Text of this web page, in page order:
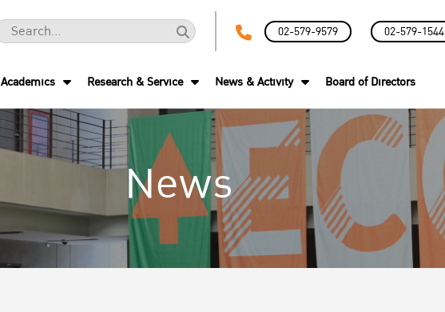
02-579-9579 02-579-1544
Academics Research & Service News & Activity Board of Directors
News